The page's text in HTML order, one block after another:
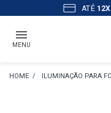
ATÉ12XE
MENU
ILUMINAÇÃO PARA